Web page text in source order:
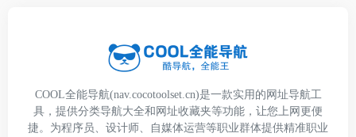
COOL全能导航(nav.cocotoolset.cn)是一款实用的网址导航工
具，提供分类导航大全和网址收藏夹等功能，让您上网更便
捷。为程序员、设计师、自媒体运营等职业群体提供精准职业